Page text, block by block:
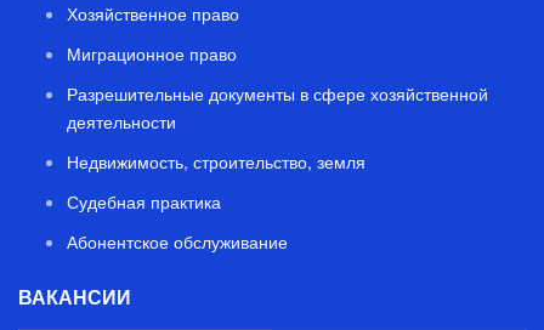
Хозяйственное право
Миграционное право
Разрешительные документы в сфере хозяйственной
деятельности
Недвижимость, строительство, земля
Судебная практика
Абонентское обслуживание
ВАКАНСИИ